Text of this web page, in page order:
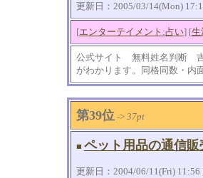
更新日：2005/03/14(Mon)
[エンターテイメント:占い] [生
公式サイト 無料姓名判断 吉
がわかります。同格同数・
第39位-> 37pt
■ ペット用品の通信販
更新日：2004/06/11(Fri) 11:56